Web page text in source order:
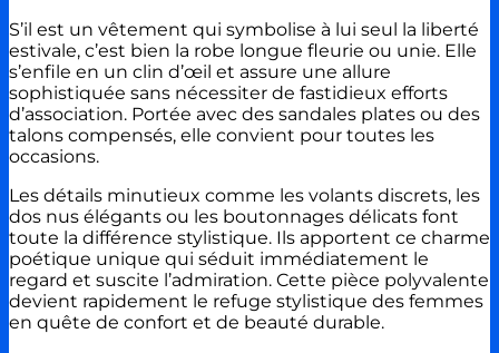
S’il est un vêtement qui symbolise à lui seul la liberté
estivale, c’est bien la robe longue fleurie ou unie. Elle
s’enfile en un clin d’œil et assure une allure
sophistiquée sans nécessiter de fastidieux efforts
d’association. Portée avec des sandales plates ou des
talons compensés, elle convient pour toutes les
occasions.
Les détails minutieux comme les volants discrets, les
dos nus élégants ou les boutonnages délicats font
toute la différence stylistique. Ils apportent ce charme
poétique unique qui séduit immédiatement le
regard et suscite l’admiration. Cette pièce polyvalente
devient rapidement le refuge stylistique des femmes
en quête de confort et de beauté durable.